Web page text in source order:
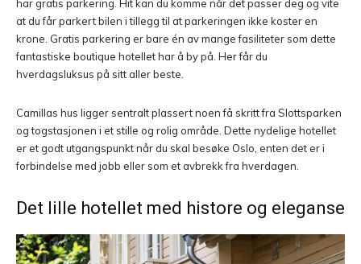
har gratis parkering. Hit kan du komme når det passer deg og vite
at du får parkert bilen i tillegg til at parkeringen ikke koster en
krone. Gratis parkering er bare én av mange fasiliteter som dette
fantastiske boutique hotellet har å by på. Her får du
hverdagsluksus på sitt aller beste.
Camillas hus ligger sentralt plassert noen få skritt fra Slottsparken
og togstasjonen i et stille og rolig område. Dette nydelige hotellet
er et godt utgangspunkt når du skal besøke Oslo, enten det er i
forbindelse med jobb eller som et avbrekk fra hverdagen.
Det lille hotellet med histore og eleganse